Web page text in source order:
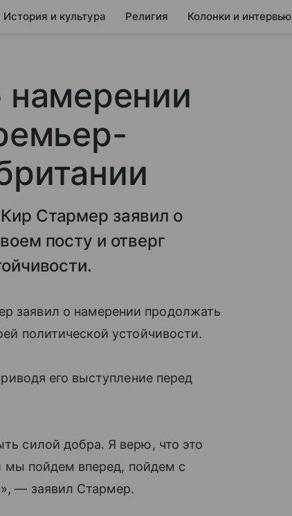
История и культура Религия Колонки и интервью
намерении
Стармер заявил о
посту и отверг
заявил о намерении продолжать
политической устойчивости.
его выступление перед
силой добра. Я верю, что это
мы пойдем вперед, пойдем с
— заявил Стармер.